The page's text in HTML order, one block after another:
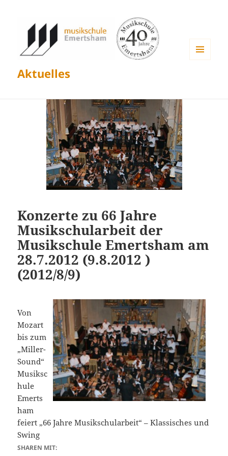
Aktuelles
Konzerte zu 66 Jahre
Musikschularbeit der
Musikschule Emertsham am
28.7.2012 (9.8.2012 )
(2012/8/9)
Von
Mozart
bis zum
„Miller-
Sound“
Musiksc
hule
Emerts
ham
feiert „66 Jahre Musikschularbeit“ – Klassisches und
Swing
SHAREN MIT: